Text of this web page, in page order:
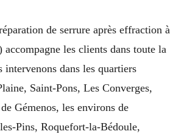
de serrure après effraction à
accompagne les clients dans toute la
intervenons dans les quartiers
Saint-Pons, Les Converges,
Gémenos, les environs de
Pins, Roquefort-la-Bédoule,